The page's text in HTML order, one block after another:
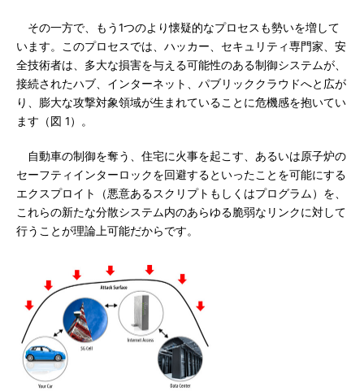
その一方で、もう1つのより懐疑的なプロセスも勢いを増して
います。このプロセスでは、ハッカー、セキュリティ専門家、安
全技術者は、多大な損害を与える可能性のある制御システムが、
接続されたハブ、インターネット、パブリッククラウドへと広が
り、膨大な攻撃対象領域が生まれていることに危機感を抱いてい
ます（図 1）。
自動車の制御を奪う、住宅に火事を起こす、あるいは原子炉の
セーフティインターロックを回避するといったことを可能にする
エクスプロイト（悪意あるスクリプトもしくはプログラム）を、
これらの新たな分散システム内のあらゆる脆弱なリンクに対して
行うことが理論上可能だからです。